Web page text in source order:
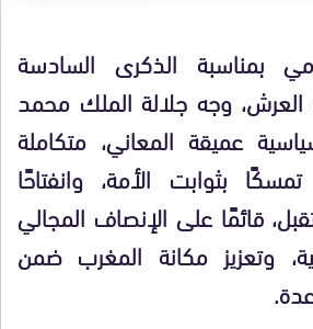
بمناسبة الذكرى السادسة
العرش، وجه جلالة الملك محمد
عميقة المعاني، متكاملة
بثوابت الأمة، وانفتاحًا
قائمًا على الإنصاف المجالي
وتعزيز مكانة المغرب ضمن